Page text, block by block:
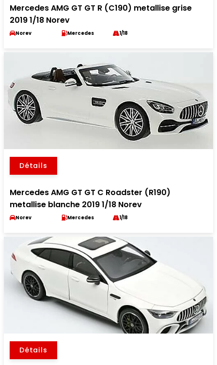
Mercedes AMG GT GT R (C190) metallise grise
2019 1/18 Norev
Norev Mercedes 1/18
Détails
Mercedes AMG GT GT C Roadster (R190)
metallise blanche 2019 1/18 Norev
Norev Mercedes 1/18
Détails